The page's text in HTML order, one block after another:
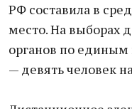
РФ составила в
место. На выборах
органов по
— девять человек